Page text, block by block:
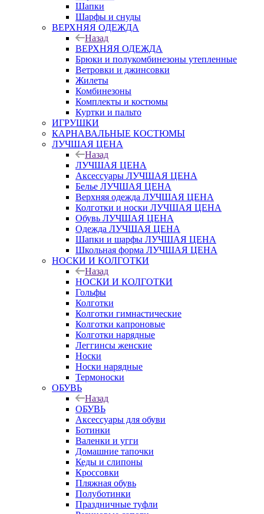
Шапки
Шарфы и снуды
ВЕРХНЯЯ ОДЕЖДА
Назад
ВЕРХНЯЯ ОДЕЖДА
Брюки и полукомбинезоны утепленные
Ветровки и джинсовки
Жилеты
Комбинезоны
Комплекты и костюмы
Куртки и пальто
ИГРУШКИ
КАРНАВАЛЬНЫЕ КОСТЮМЫ
ЛУЧШАЯ ЦЕНА
Назад
ЛУЧШАЯ ЦЕНА
Аксессуары ЛУЧШАЯ ЦЕНА
Белье ЛУЧШАЯ ЦЕНА
Верхняя одежда ЛУЧШАЯ ЦЕНА
Колготки и носки ЛУЧШАЯ ЦЕНА
Обувь ЛУЧШАЯ ЦЕНА
Одежда ЛУЧШАЯ ЦЕНА
Шапки и шарфы ЛУЧШАЯ ЦЕНА
Школьная форма ЛУЧШАЯ ЦЕНА
НОСКИ И КОЛГОТКИ
Назад
НОСКИ И КОЛГОТКИ
Гольфы
Колготки
Колготки гимнастические
Колготки капроновые
Колготки нарядные
Леггинсы женские
Носки
Носки нарядные
Термоноски
ОБУВЬ
Назад
ОБУВЬ
Аксессуары для обуви
Ботинки
Валенки и угги
Домашние тапочки
Кеды и слипоны
Кроссовки
Пляжная обувь
Полуботинки
Праздничные туфли